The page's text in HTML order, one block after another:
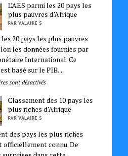
L’AES parmi les 20 pays les
plus pauvres d’Afrique
PAR VALAIRE S
les 20 pays les plus pauvres
les données fournies par
International. Ce
basé sur le PIB...
sont désactivés
Classement des 10 pays les
plus riches d’Afrique
PAR VALAIRE S
des pays les plus riches
officiellement connu. De